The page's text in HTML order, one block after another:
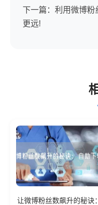
下一篇：利用微博
更远!
让微博粉丝数飙升的秘诀：